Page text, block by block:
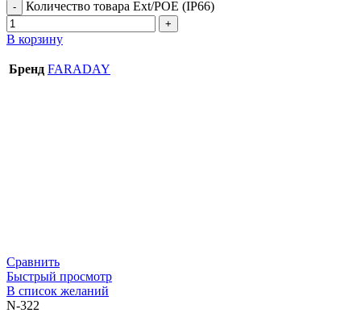
Количество товара Ext/POE (IP66)
В корзину
Бренд FARADAY
Сравнить
Быстрый просмотр
В список желаний
N-322